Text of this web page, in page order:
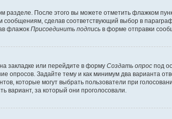
разделе. После этого вы можете отметить флажком
сделав соответствующий выбор в
флажок Присоединить подпись в форме отправки
закладке или перейдите в форму Создать опрос под
опросов. Задайте тему и как минимум два варианта
которые могут выбрать пользователи при
вариант, за который они проголосовали.